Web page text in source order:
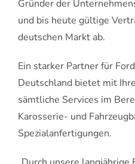
Gründer der
und bis heute gültige
deutschen Markt ab.
Ein starker Partner für
Deutschland bietet mit
sämtliche Services im
Karosserie- und
Spezialanfertigungen.